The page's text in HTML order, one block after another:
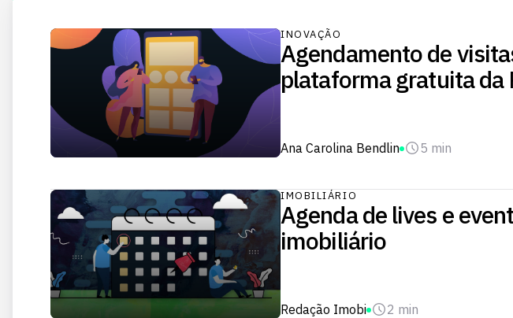
INOVAÇÃO
Agendamento de
plataforma gratuita da
Ana Carolina Bendlin 5 min
IMOBILIÁRIO
Agenda de lives e
imobiliário
Redação Imobi 2 min